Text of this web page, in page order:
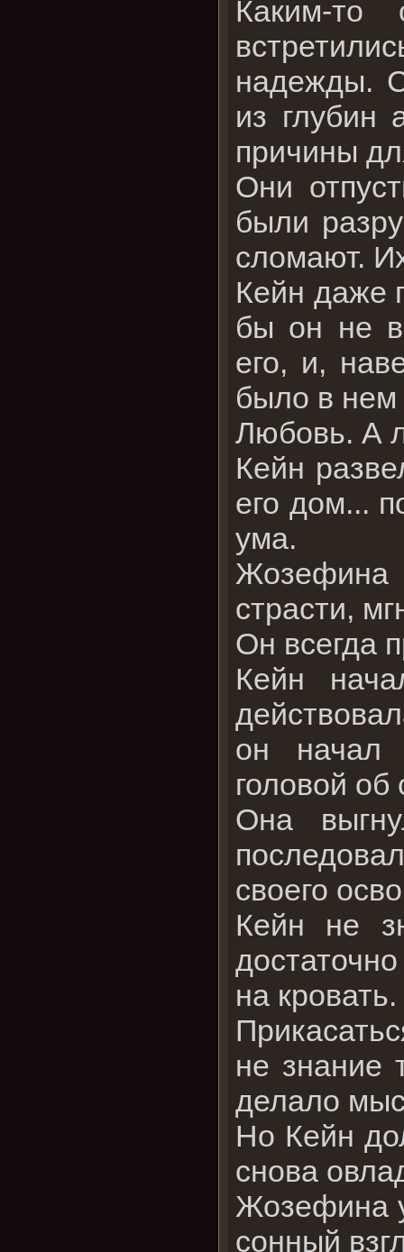
Каким-
надежды.
из
причины
Они
были
сломают.
Кейн даже
бы он не
его, и,
было в нем
Любовь. А
Кейн
его дом...
ума.
Жозефина
страсти,
Он всегда
Кейн
он начал
головой об
Она
своего
Кейн не
на
не знание
делало
Но Кейн
снова
Жозефина
сонный